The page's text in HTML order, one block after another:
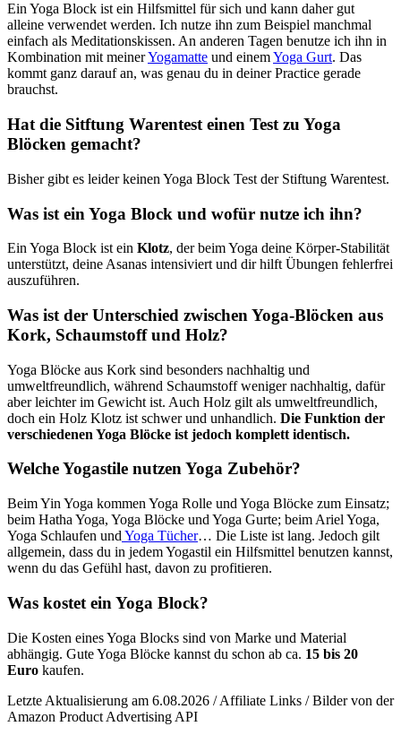
Ein Yoga Block ist ein Hilfsmittel für sich und kann daher gut
alleine verwendet werden. Ich nutze ihn zum Beispiel manchmal
einfach als Meditationskissen. An anderen Tagen benutze ich ihn in
Kombination mit meinerYogamatte und einemYoga Gurt. Das
kommt ganz darauf an, was genau du in deiner Practice gerade
brauchst.
Hat die Sitftung Warentest einen Test zu Yoga
Blöcken gemacht?
Bisher gibt es leider keinen Yoga Block Test der Stiftung Warentest.
Was ist ein Yoga Block und wofür nutze ich ihn?
Ein Yoga Block ist ein Klotz, der beim Yoga deine Körper-Stabilität
unterstützt, deine Asanas intensiviert und dir hilft Übungen fehlerfrei
auszuführen.
Was ist der Unterschied zwischen Yoga-Blöcken aus
Kork, Schaumstoff und Holz?
Yoga Blöcke aus Kork sind besonders nachhaltig und
umweltfreundlich, während Schaumstoff weniger nachhaltig, dafür
aber leichter im Gewicht ist. Auch Holz gilt als umweltfreundlich,
doch ein Holz Klotz ist schwer und unhandlich. Die Funktion der
verschiedenen Yoga Blöcke ist jedoch komplett identisch.
Welche Yogastile nutzen Yoga Zubehör?
Beim Yin Yoga kommen Yoga Rolle und Yoga Blöcke zum Einsatz;
beim Hatha Yoga, Yoga Blöcke und Yoga Gurte; beim Ariel Yoga,
Yoga Schlaufen und Yoga Tücher… Die Liste ist lang. Jedoch gilt
allgemein, dass du in jedem Yogastil ein Hilfsmittel benutzen kannst,
wenn du das Gefühl hast, davon zu profitieren.
Was kostet ein Yoga Block?
Die Kosten eines Yoga Blocks sind von Marke und Material
abhängig. Gute Yoga Blöcke kannst du schon ab ca. 15 bis 20
Euro kaufen.
Letzte Aktualisierung am 6.08.2026 / Affiliate Links / Bilder von der
Amazon Product Advertising API